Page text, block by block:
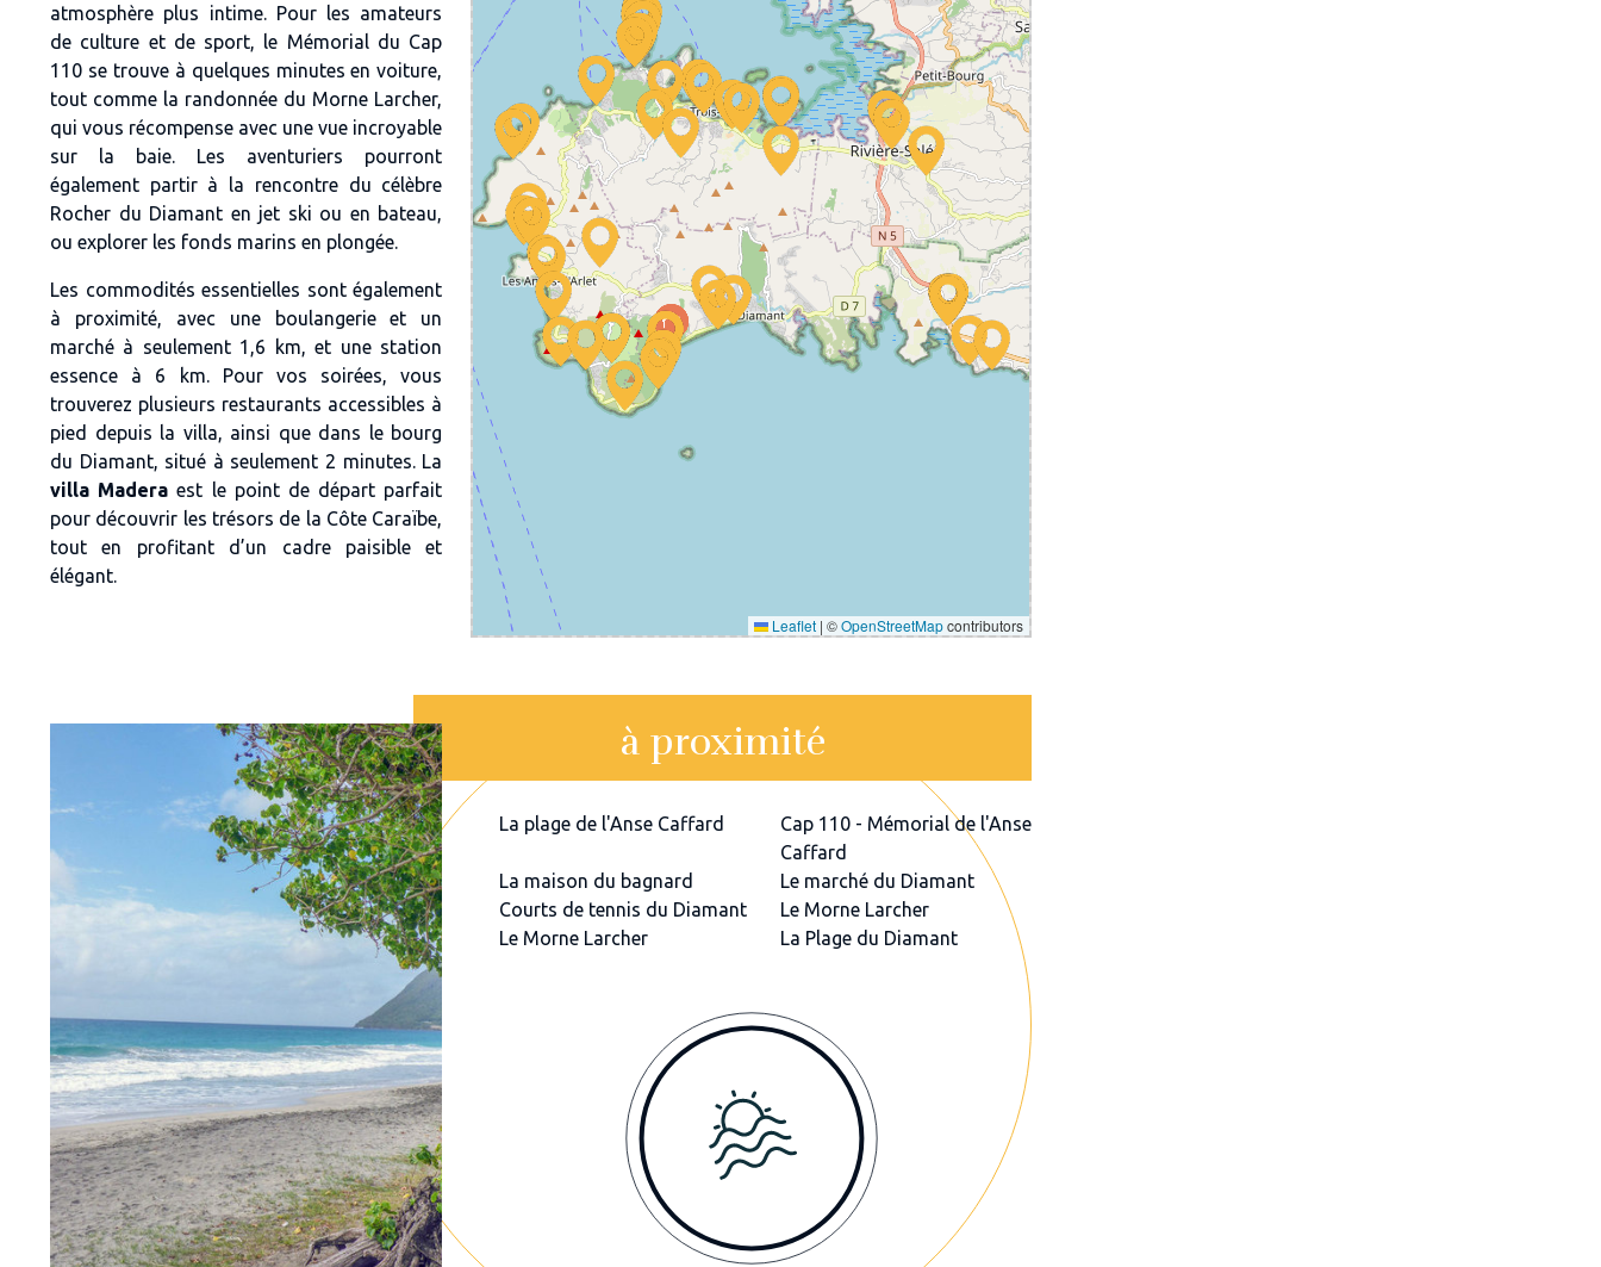
atmosphère plus intime. Pour les amateurs
de culture et de sport, le Mémorial du Cap
110 se trouve à quelques minutes en voiture,
tout comme la randonnée du Morne Larcher,
qui vous récompense avec une vue incroyable
sur la baie. Les aventuriers pourront
également partir à la rencontre du célèbre
Rocher du Diamant en jet ski ou en bateau,
ou explorer les fonds marins en plongée.
Les commodités essentielles sont également
à proximité, avec une boulangerie et un
marché à seulement 1,6 km, et une station
essence à 6 km. Pour vos soirées, vous
trouverez plusieurs restaurants accessibles à
pied depuis la villa, ainsi que dans le bourg
du Diamant, situé à seulement 2 minutes. La
villa Madera est le point de départ parfait
pour découvrir les trésors de la Côte Caraïbe,
tout en profitant d’un cadre paisible et
élégant.
Leaflet | ©OpenStreetMapcontributors
à proximité
La plage de l'Anse Caffard
Cap 110 - Mémorial de l'Anse
Caffard
La maison du bagnard
Le marché du Diamant
Courts de tennis du Diamant
Le Morne Larcher
Le Morne Larcher
La Plage du Diamant